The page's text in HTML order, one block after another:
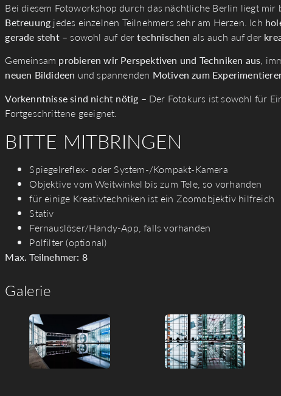
Bei diesem Fotoworkshop durch das nächtliche Berlin liegt mir
Betreuung jedes einzelnen Teilnehmers sehr am Herzen. Ich
gerade steht– sowohl auf dertechnischen als auch auf der
Gemeinsam probieren wir Perspektiven und Techniken aus,
neuen Bildideen und spannenden Motiven zum
Vorkenntnisse sind nicht nötig – Der Fotokurs ist sowohl für
Fortgeschrittene geeignet.
BITTE MITBRINGEN
Spiegelreflex- oder System-/Kompakt-Kamera
Objektive vom Weitwinkel bis zum Tele, so vorhanden
für einige Kreativtechniken ist ein Zoomobjektiv hilfreich
Stativ
Fernauslöser/Handy-App, falls vorhanden
Polfilter (optional)
Max. Teilnehmer: 8
Galerie